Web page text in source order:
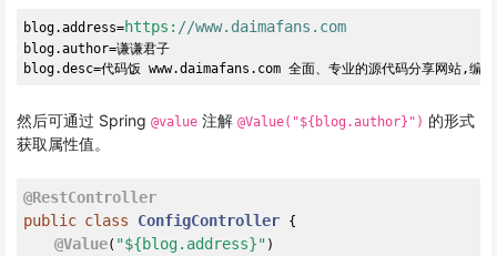
blog.address=https: //www.daimafans.com
blog.author=谦谦君子
然后可通过 Spring @value 注解 @Value("${blog.author}") 的形式
获取属性值。
@RestController
public class ConfigController {
@Value( "${blog.address}" )